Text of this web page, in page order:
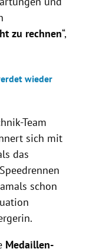
zu rechnen“,
wieder
Team
sich mit
das
schon
Medaillen-